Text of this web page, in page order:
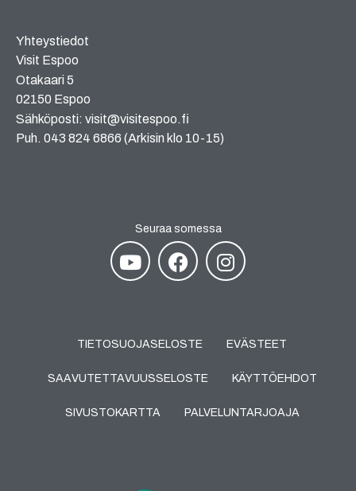
Yhteystiedot
Visit Espoo
Otakaari 5
02150 Espoo
Sähköposti: visit@visitespoo.fi
Puh. 043 824 6866 (Arkisin klo 10-15)
Seuraa somessa
TIETOSUOJASELOSTE EVÄSTEET
SAAVUTETTAVUUSSELOSTE KÄYTTÖEHDOT
SIVUSTOKARTTA PALVELUNTARJOAJA